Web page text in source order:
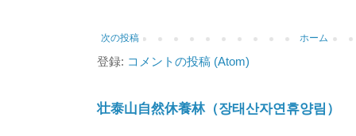
次の投稿 ホーム
登録: コメントの投稿 (Atom)
壮泰山自然休養林（장태산자연휴양림）